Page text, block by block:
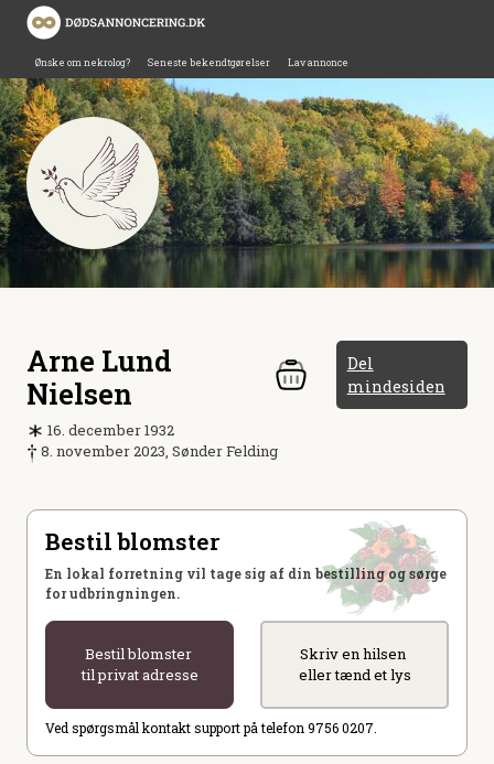
Ønske om nekrolog? Seneste bekendtgørelser Lav annonce
Arne Lund
Nielsen
Del
mindesiden
16. december 1932
8. november 2023, Sønder Felding
Bestil blomster
En lokal forretning vil tage sig af din bestilling og sørge
for udbringningen.
Bestil blomster
til privat adresse
Skriv en hilsen
eller tænd et lys
Ved spørgsmål kontakt support på telefon 9756 0207.